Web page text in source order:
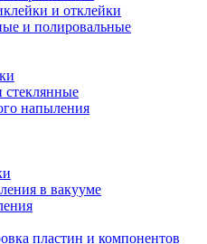
и отклейки
и полировальные
стеклянные
напыления
в вакууме
пластин и компонентов